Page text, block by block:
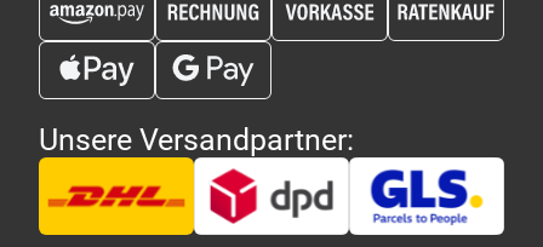
Unsere Versandpartner: